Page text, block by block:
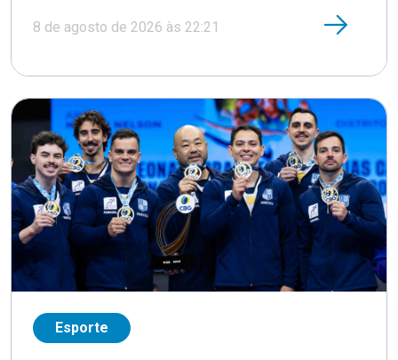
8 de agosto de 2026 às 22:21
Esporte